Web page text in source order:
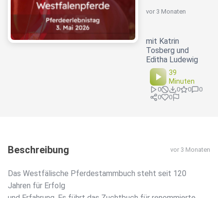
vor 3 Monaten
mit Katrin
Tosberg und
Editha Ludewig
39
Minuten
0 0 0
0
0
0
Beschreibung vor 3 Monaten
Das Westfälische Pferdestammbuch steht seit 120
Jahren für Erfolg